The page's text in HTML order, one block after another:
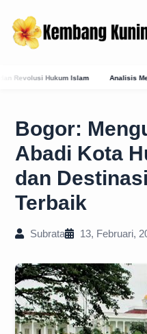
Mendalam: Kondisi Geografis Bali
Bogor:
Abadi Kota
dan
Terbaik
Subrata 13, Februari,